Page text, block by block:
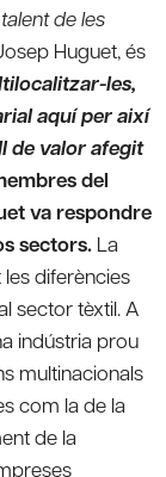
de les
Huguet, és
les,
aquí per així
de valor afegit
del
va respondre
sectors. La
diferències
sector tèxtil. A
indústria prou
multinacionals
com la de la
de la